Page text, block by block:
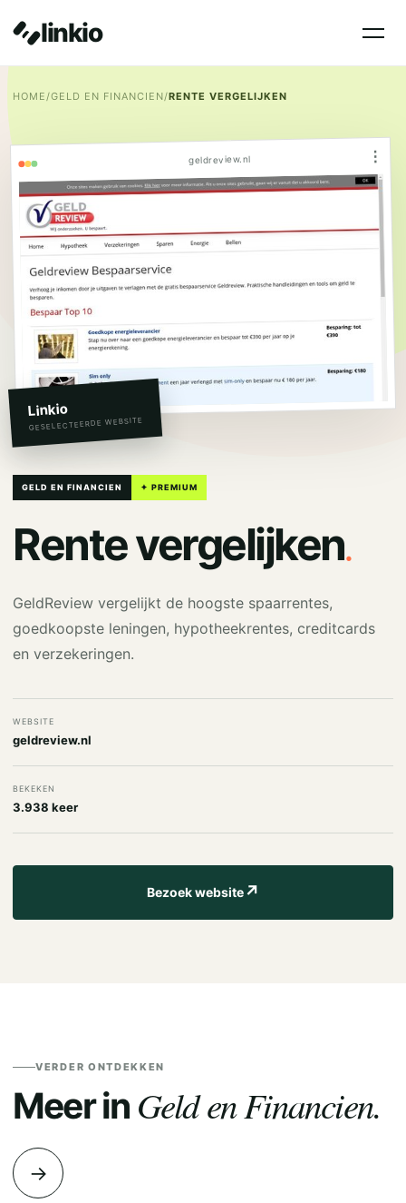
linkio
HOME/GELD EN FINANCIEN/RENTE VERGELIJKEN
geldreview.nl ⋮
Linkio
GESELECTEERDE WEBSITE
GELD EN FINANCIEN ✦ PREMIUM
Rente vergelijken.
GeldReview vergelijkt de hoogste spaarrentes,
goedkoopste leningen, hypotheekrentes, creditcards
en verzekeringen.
WEBSITE
geldreview.nl
BEKEKEN
3.938 keer
Bezoek website↗
VERDER ONTDEKKEN
Meer in Geld en Financien.
→